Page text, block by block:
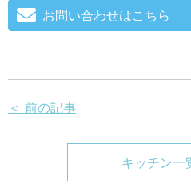
お問い合わせはこちら
＜ 前の記事
キッチン一